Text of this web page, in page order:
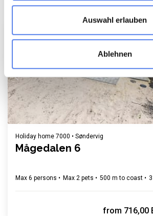
Auswahl erlauben
Ablehnen
Loading...
Holiday home 7000 • Søndervig
Mågedalen 6
Max 6 persons Max 2 pets 500 m to coast
from 716,00